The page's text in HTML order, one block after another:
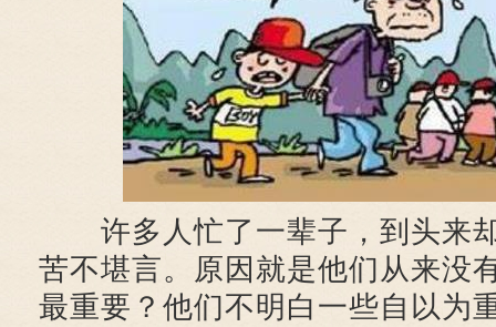
许多人忙了一辈子，到头来
苦不堪言。原因就是他们从来没
最重要？他们不明白一些自以为